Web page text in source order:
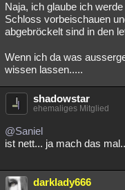
Naja, ich glaube ich
Schloss vorbeischauen
abgebröckelt sind in den
Wenn ich da was
wissen lassen.....
shadowstar
ehemaliges Mitglied
@Saniel
ist nett... ja mach das
darklady666